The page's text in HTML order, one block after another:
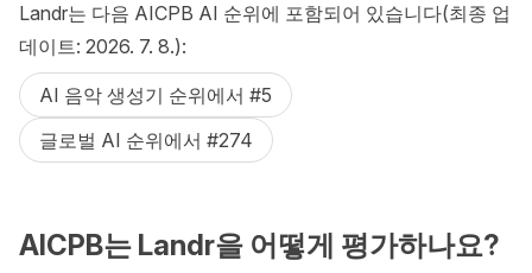
Landr는 다음 AICPB AI 순위에 포함되어 있습니다(최종 업
데이트: 2026. 7. 8.):
AI 음악 생성기 순위에서 #5
글로벌 AI 순위에서 #274
AICPB는 Landr을 어떻게 평가하나요?